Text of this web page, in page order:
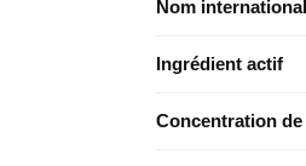
Nom international
Ingrédient actif
Concentration